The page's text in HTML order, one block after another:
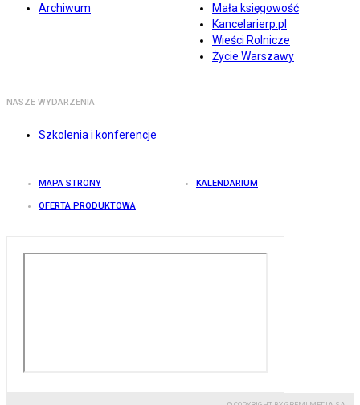
Archiwum
Mała księgowość
Kancelarierp.pl
Wieści Rolnicze
Życie Warszawy
NASZE WYDARZENIA
Szkolenia i konferencje
MAPA STRONY KALENDARIUM
OFERTA PRODUKTOWA